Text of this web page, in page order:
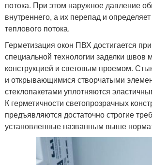
потока. При этом наружное давление
внутреннего, а их перепад и
теплового потока.
Герметизация окон ПВХ достигается
специальной технологии заделки швов
конструкцией и световым проемом.
и открывающимися створчатыми
стеклопакетами уплотняются
К герметичности светопрозрачных
предъявляются достаточно строгие
установленные названным выше